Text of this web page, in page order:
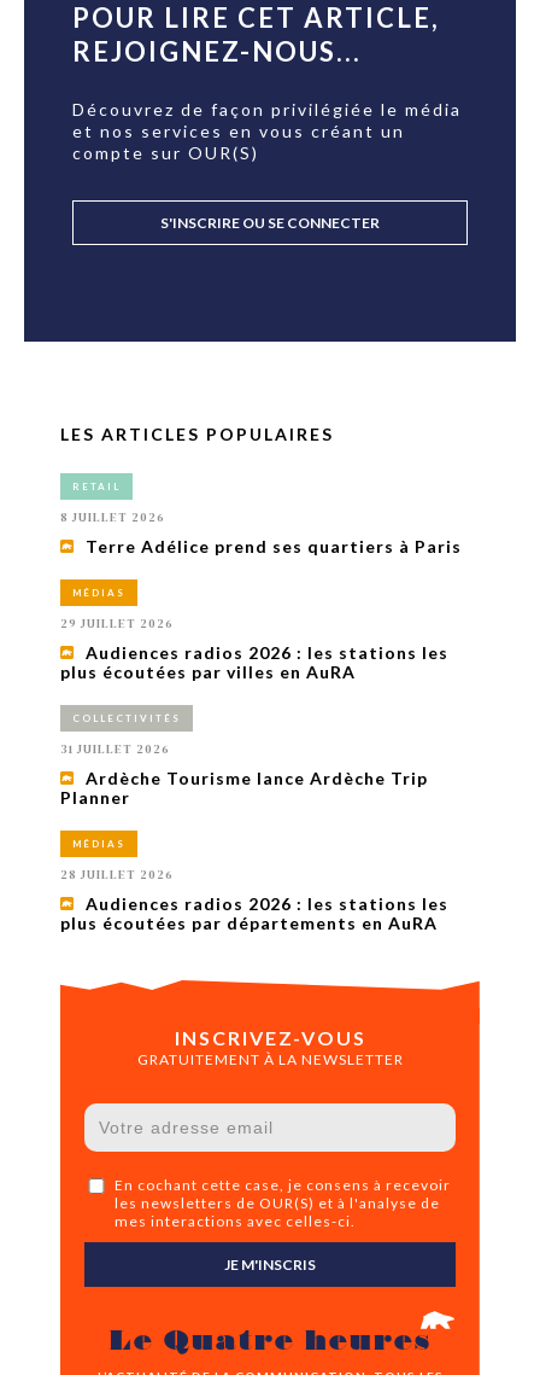
POUR LIRE CET ARTICLE,
REJOIGNEZ-NOUS...
Découvrez de façon privilégiée le média
et nos services en vous créant un
compte sur OUR(S)
S'INSCRIRE OU SE CONNECTER
LES ARTICLES POPULAIRES
RETAIL
8 JUILLET 2026
Terre Adélice prend ses quartiers à Paris
MÉDIAS
29 JUILLET 2026
Audiences radios 2026 : les stations les
plus écoutées par villes en AuRA
COLLECTIVITÉS
31 JUILLET 2026
Ardèche Tourisme lance Ardèche Trip
Planner
MÉDIAS
28 JUILLET 2026
Audiences radios 2026 : les stations les
plus écoutées par départements en AuRA
INSCRIVEZ-VOUS
GRATUITEMENT À LA NEWSLETTER
En cochant cette case, je consens à recevoir
les newsletters de OUR(S) et à l'analyse de
mes interactions avec celles-ci.
JE M'INSCRIS
Le Quatre heures